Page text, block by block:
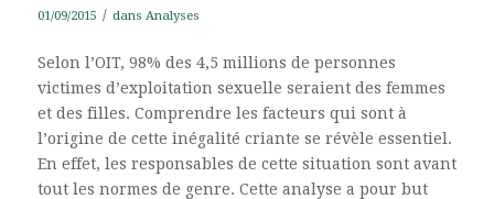
01/09/2015 / dans Analyses
Selon l’OIT, 98% des 4,5 millions de personnes
victimes d’exploitation sexuelle seraient des femmes
et des filles. Comprendre les facteurs qui sont à
l’origine de cette inégalité criante se révèle essentiel.
En effet, les responsables de cette situation sont avant
tout les normes de genre. Cette analyse a pour but